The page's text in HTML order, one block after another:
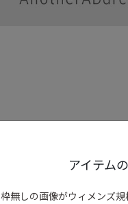
アイテム
枠無しの画像がウィメンズ規